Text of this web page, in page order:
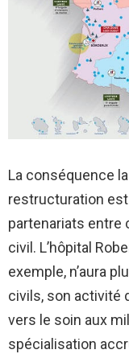
La conséquence
restructuration
partenariats entre
civil. L’hôpital
exemple, n’aura
civils, son activité
vers le soin aux
spécialisation